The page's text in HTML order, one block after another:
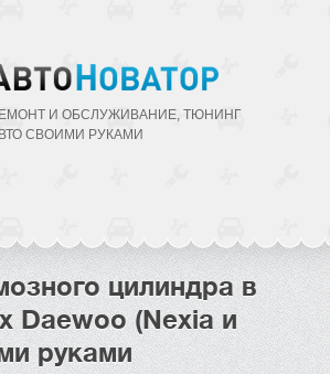
И ОБСЛУЖИВАНИЕ, ТЮНИНГ
CВОИМИ РУКАМИ
цилиндра в
Daewoo (Nexia и
руками